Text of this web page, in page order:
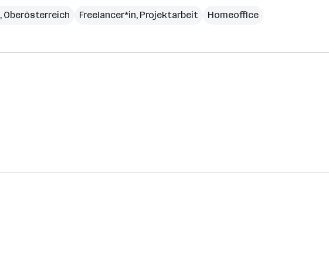
, Oberösterreich Freelancer*in, Projektarbeit Homeoffice